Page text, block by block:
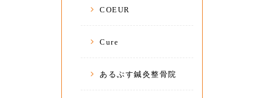
COEUR
Cure
あるぷす鍼灸整骨院